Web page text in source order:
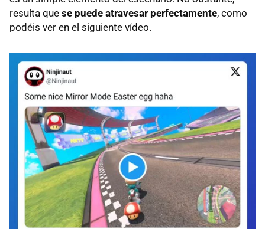
resulta que se puede atravesar perfectamente, como
podéis ver en el siguiente vídeo.